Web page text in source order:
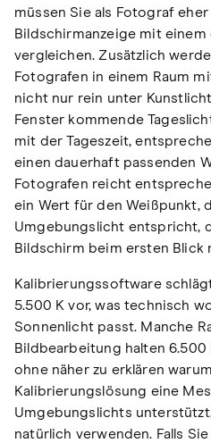
müssen Sie als Fotograf
Bildschirmanzeige mit
vergleichen. Zusätzlich
Fotografen in einem Raum
nicht nur rein unter
Fenster kommende
mit der Tageszeit,
einen dauerhaft passenden
Fotografen reicht
ein Wert für den Weißpunkt,
Umgebungslicht entspricht,
Bildschirm beim ersten
Kalibrierungssoftware
5.500 K vor, was technisch
Sonnenlicht passt. Manche
Bildbearbeitung halten
ohne näher zu erklären
Kalibrierungslösung eine
Umgebungslichts
natürlich verwenden. Falls